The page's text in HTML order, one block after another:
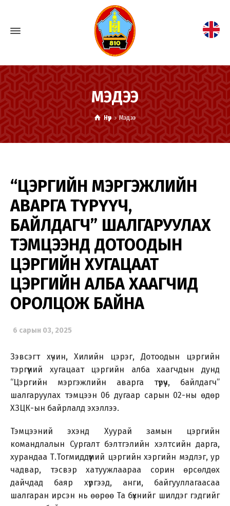
МЭДЭЭ
Нүүр Мэдээ
“ЦЭРГИЙН МЭРГЭЖЛИЙН
АВАРГА ТҮРҮҮЧ,
БАЙЛДАГЧ” ШАЛГАРУУЛАХ
ТЭМЦЭЭНД ДОТООДЫН
ЦЭРГИЙН ХУГАЦААТ
ЦЭРГИЙН АЛБА ХААГЧИД
ОРОЛЦОЖ БАЙНА
6 сарын 03, 2025
Зэвсэгт хүчин, Хилийн цэрэг, Дотоодын цэргийн
тэргүүний хугацаат цэргийн алба хаагчдын дунд
“Цэргийн мэргэжлийн аварга түрүүч, байлдагч”
шалгаруулах тэмцээн 06 дугаар сарын 02-ны өдөр
ХЗЦК-ын байрлалд эхэллээ.
Тэмцээний эхэнд Хуурай замын цэргийн
командлалын Сургалт бэлтгэлийн хэлтсийн дарга,
хурандаа Т.Тогмиддүүмий цэргийн хэргийн мэдлэг, ур
чадвар, тэсвэр хатуужлаараа сорин өрсөлдөх
дайчдад баяр хүргээд, анги, байгууллагаасаа
шалгаран ирсэн нь өөрөө Та бүхнийг шилдэг гэдгийг